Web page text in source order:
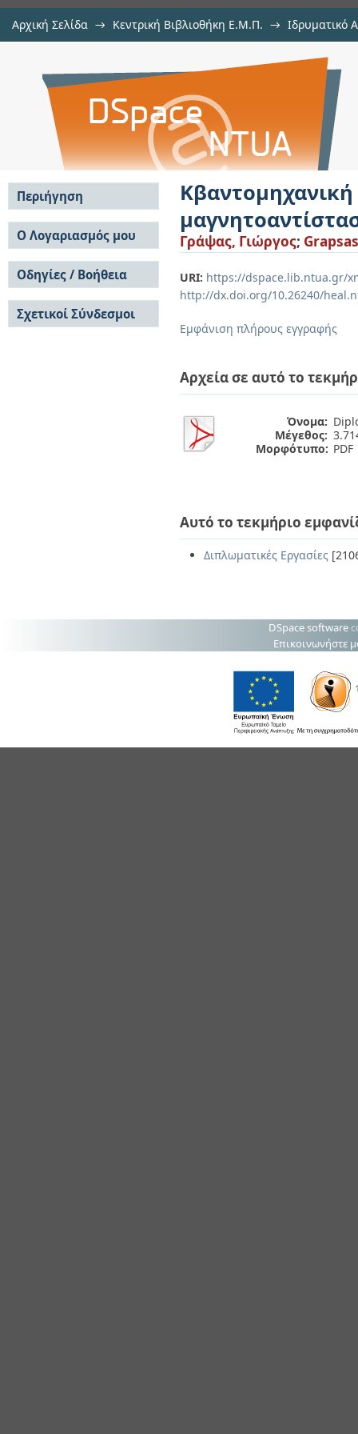
Αρχική Σελίδα → Κεντρική Βιβλιοθήκη Ε.Μ.Π. → Ιδρυματικό
Κβαντομηχανική μελέτη του
σε μαγνητικά υλικά
Γράψας, Γιώργος;
URI: https://dspace.lib.ntua.gr/
http://dx.doi.org/10.26240/
Εμφάνιση πλήρους εγγραφής
Αρχεία σε αυτό το
Όνομα:
Μέγεθος:
Μορφότυπο: PDF
Αυτό το τεκμήριο
Διπλωματικές Εργασίες
Περιήγηση
Σε όλο το DSpace
Κοινότητες & Συλλογές
Ανά Ημερομηνία
Έκδοσης
Συγγραφείς
Τίτλοι
Θέματα
Ο Λογαριασμός μου
Σύνδεση
Εγγραφή
Οδηγίες / Βοήθεια
Οδηγίες Υποβολής
Οδηγίες Χρήσης ΙΑ
Συχνές Ερωτήσεις
Σχετικοί Σύνδεσμοι
DSpace software
Επικοινωνήστε